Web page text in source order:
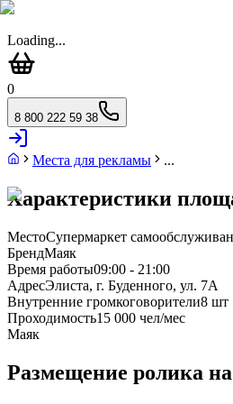
Loading...
0
8 800 222 59 38
Места для рекламы ...
Характеристики
МестоСупермаркет
БрендМаяк
Время работы09:00 - 21:00
АдресЭлиста, г. Буденного, ул. 7А
Внутренние громкоговорители8 шт
Проходимость15 000 чел/мес
Маяк
Размещение ролика